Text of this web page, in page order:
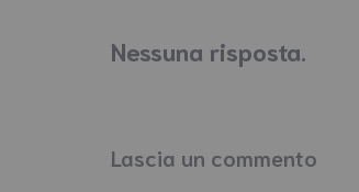
Nessuna risposta.
Lascia un commento